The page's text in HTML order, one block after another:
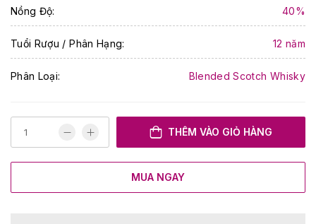
Nồng Độ: 40%
Tuổi Rượu / Phân Hạng: 12 năm
Phân Loại: Blended Scotch Whisky
THÊM VÀO GIỎ HÀNG
MUA NGAY